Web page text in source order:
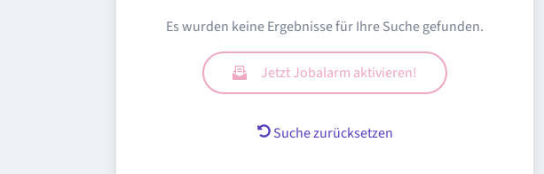
Es wurden keine Ergebnisse für Ihre Suche gefunden.
Jetzt Jobalarm aktivieren!
Suche zurücksetzen